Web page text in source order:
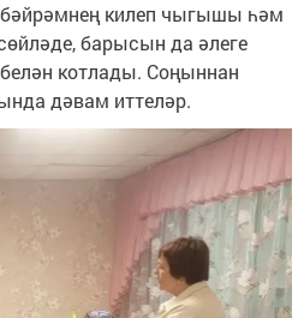
килеп чыгышы һәм
барысын да әлеге
котлады. Соңыннан
дәвам иттеләр.